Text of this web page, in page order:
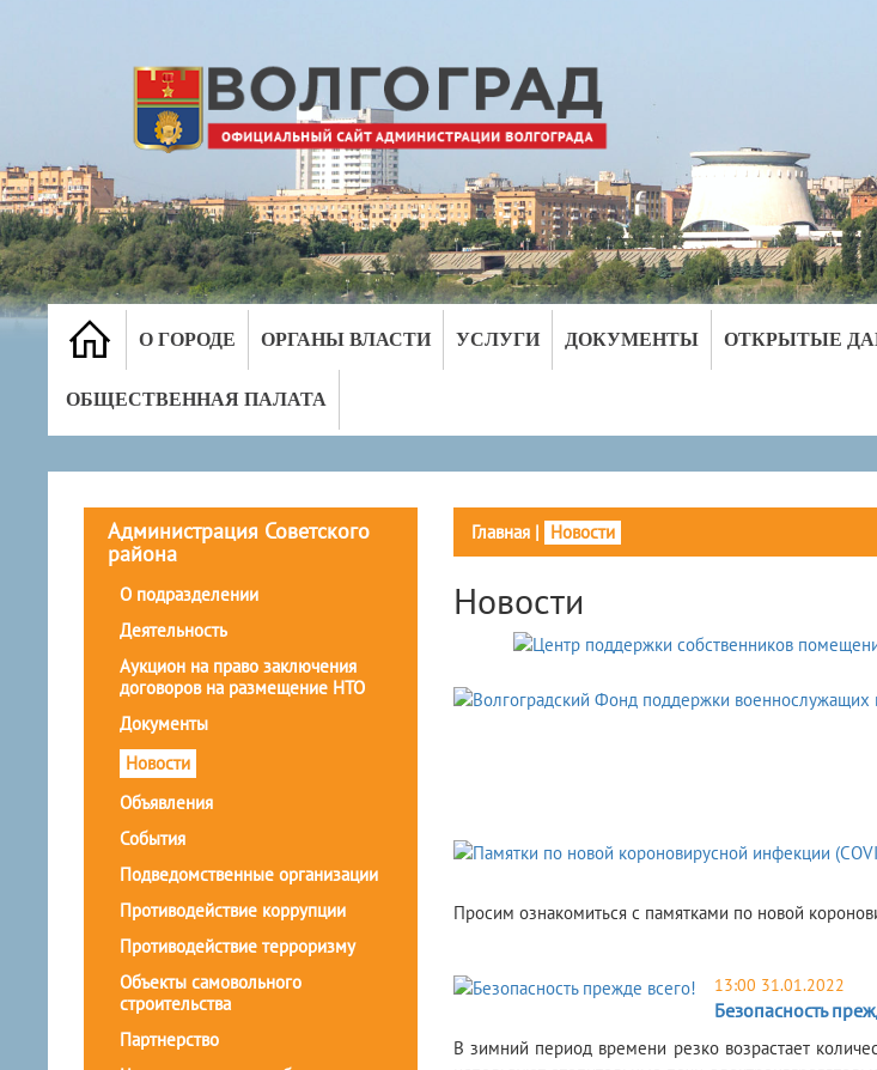
О ГОРОДЕ ОРГАНЫ ВЛАСТИ УСЛУГИ ДОКУМЕНТЫ ОТКРЫТЫЕ
ОБЩЕСТВЕННАЯ ПАЛАТА
Администрация Советского
района
О подразделении
Деятельность
Аукцион на право заключения
договоров на размещение НТО
Документы
Новости
Объявления
События
Подведомственные организации
Противодействие коррупции
Противодействие терроризму
Объекты самовольного
строительства
Партнерство
Главная| Новости
Новости
​Просим ознакомиться с памятками по новой
13:00 31.01.2022
Безопасность
​В зимний период времени резко возрастает